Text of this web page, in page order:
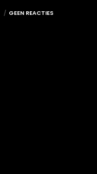
GEEN REACTIES